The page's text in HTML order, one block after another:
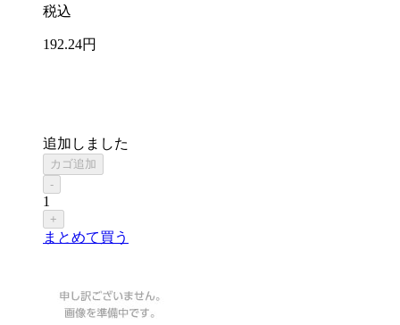
税込
192.24円
追加しました
カゴ追加
-
1
+
まとめて買う